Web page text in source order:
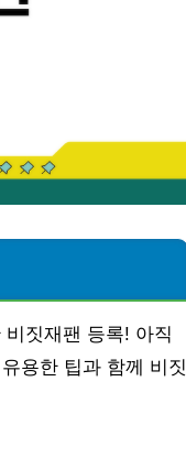
짓재팬 등록! 아직
용한 팁과 함께 비짓